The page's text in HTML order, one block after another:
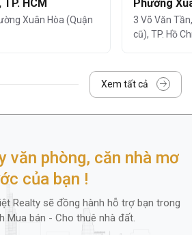
máy tốc độ cao
ngân hàng AgriBank,
tiện lợi, nhà hàng và
và giá thuê
cung cấp nhiều lựa
linh hoạt phù hợp với mọi
nghiệp
HCM
Xuân Hòa (Quận
Phường
3 Võ Văn
cũ), TP. Hồ
Xem tất cả
văn phòng, căn nhà mơ
của bạn !
Realty sẽ đồng hành hỗ trợ bạn trong
Mua bán - Cho thuê nhà đất.